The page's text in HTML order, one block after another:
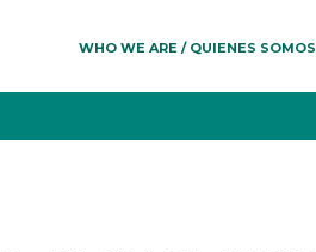
WHO WE ARE / QUIENES SOMOS